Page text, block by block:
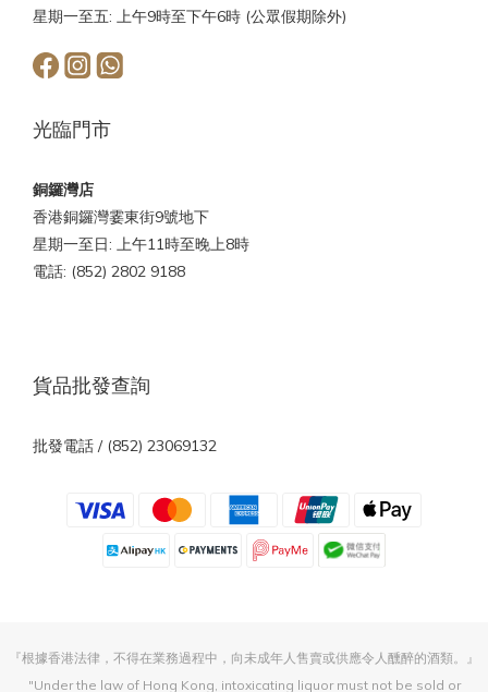
星期一至五: 上午9時至下午6時 (公眾假期除外)
光臨門市
銅鑼灣店
香港銅鑼灣霎東街9號地下
星期一至日: 上午11時至晚上8時
電話: (852) 2802 9188
貨品批發查詢
批發電話 / (852) 23069132
『根據香港法律，不得在業務過程中，向未成年人售賣或供應令人醺醉的酒類。』
"Under the law of Hong Kong, intoxicating liquor must not be sold or